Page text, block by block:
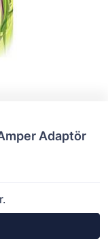
Adaptör